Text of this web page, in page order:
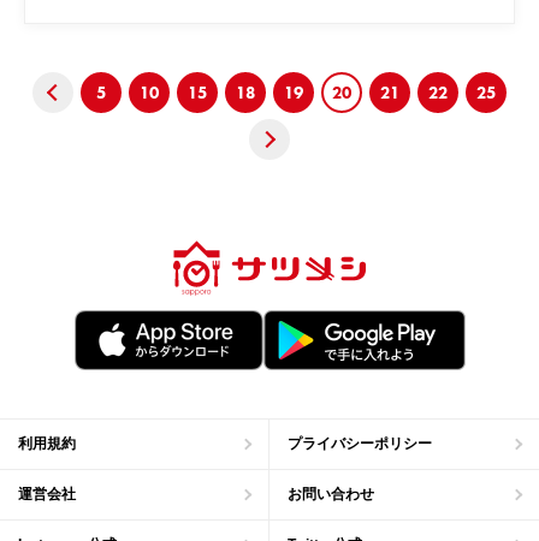
5
10 15 18 19 20 21 22 25
利用規約 プライバシーポリシー
運営会社 お問い合わせ